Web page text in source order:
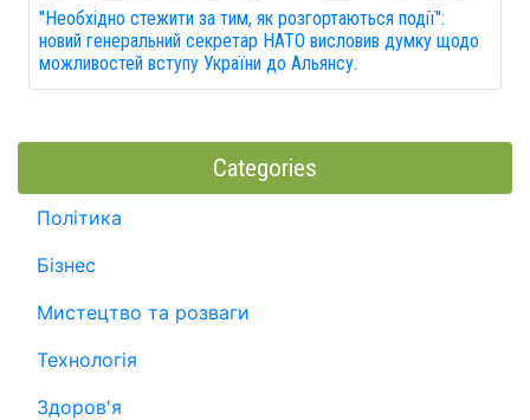
"Необхідно стежити за тим, як розгортаються події":
новий генеральний секретар НАТО висловив думку щодо
можливостей вступу України до Альянсу.
Categories
Політика
Бізнес
Мистецтво та розваги
Технологія
Здоров'я